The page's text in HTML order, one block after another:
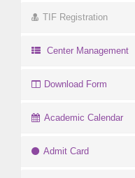
TIF Registration
Center Management
Download Form
Academic Calendar
Admit Card